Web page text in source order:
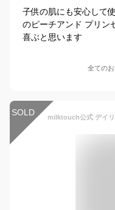
子供の肌にも安心して
のピーチアンド プリン
喜ぶと思います
全てのお
SOLD